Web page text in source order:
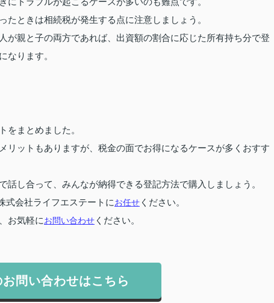
ときは相続税が発生する点に注意しましょう。
が親と子の両方であれば、出資額の割合に応じた所有持ち分で登
なります。
をまとめました。
リットもありますが、税金の面でお得になるケースが多くおすす
し合って、みんなが納得できる登記方法で購入しましょう。
式会社ライフエステートにお任せ ください。
お気軽にお問い合わせ ください。
問い合わせはこちら